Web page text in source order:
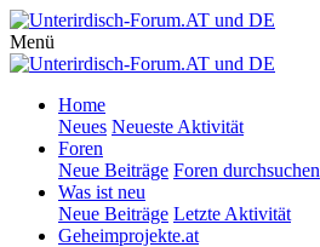
Menü
Home
Neues Neueste Aktivität
Foren
Neue Beiträge Foren durchsuchen
Was ist neu
Neue Beiträge Letzte Aktivität
Geheimprojekte.at